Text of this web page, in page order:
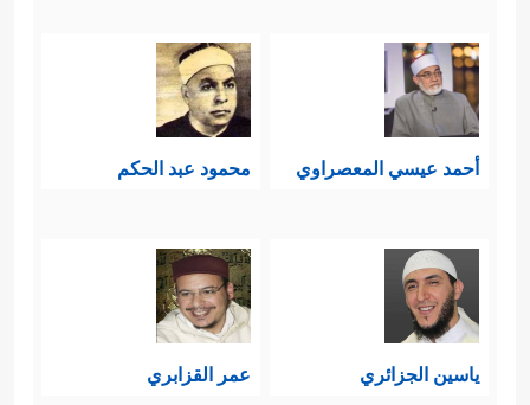
أحمد عيسي المعصراوي محمود عبد الحكم
ياسين الجزائري عمر القزابري